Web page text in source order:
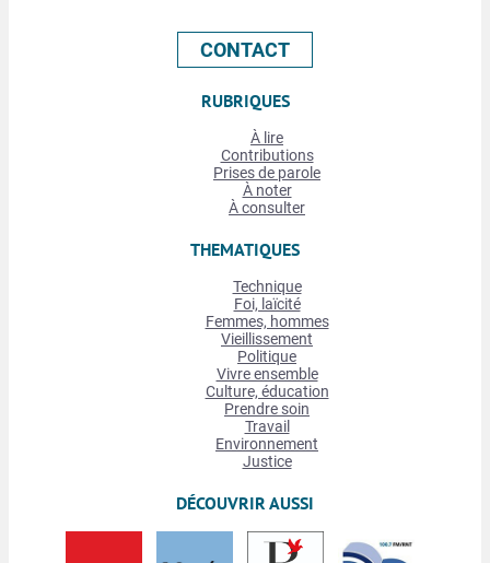
CONTACT
RUBRIQUES
À lire
Contributions
Prises de parole
À noter
À consulter
THEMATIQUES
Technique
Foi, laïcité
Femmes, hommes
Vieillissement
Politique
Vivre ensemble
Culture, éducation
Prendre soin
Travail
Environnement
Justice
DÉCOUVRIR AUSSI